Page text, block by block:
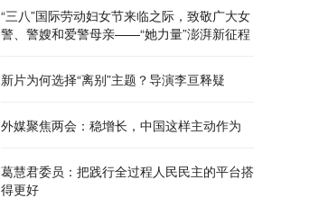
“三八”国际劳动妇女节来临之际，致敬广大女
警、警嫂和爱警母亲——“她力量”澎湃新征程
新片为何选择“离别”主题？导演李亘释疑
外媒聚焦两会：稳增长，中国这样主动作为
葛慧君委员：把践行全过程人民民主的平台搭
得更好